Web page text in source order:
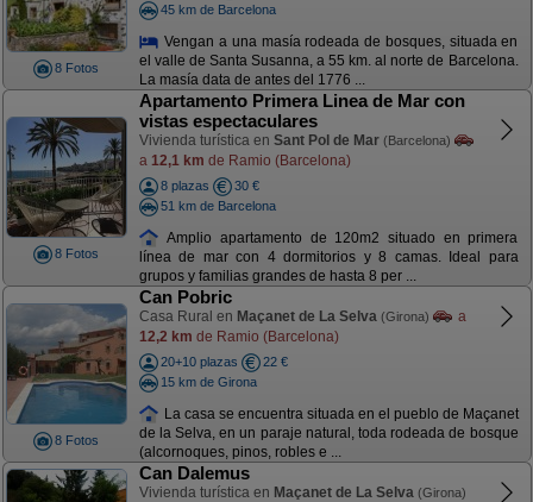
8 Fotos
45 km de Barcelona
Vengan a una masía rodeada de bosques, situada en
el valle de Santa Susanna, a 55 km. al norte de Barcelona.
La masía data de antes del 1776 ...
8 Fotos
Apartamento Primera Linea de Mar con
vistas espectaculares
Vivienda turística en Sant Pol de Mar (Barcelona)
a 12,1 km de Ramio (Barcelona)
8 plazas
30 €
51 km de Barcelona
Amplio apartamento de 120m2 situado en primera
línea de mar con 4 dormitorios y 8 camas. Ideal para
grupos y familias grandes de hasta 8 per ...
8 Fotos
Can Pobric
Casa Rural en Maçanet de La Selva (Girona)
a
12,2 km de Ramio (Barcelona)
20+10 plazas
22 €
15 km de Girona
La casa se encuentra situada en el pueblo de Maçanet
de la Selva, en un paraje natural, toda rodeada de bosque
(alcornoques, pinos, robles e ...
Can Dalemus
Vivienda turística en Maçanet de La Selva (Girona)